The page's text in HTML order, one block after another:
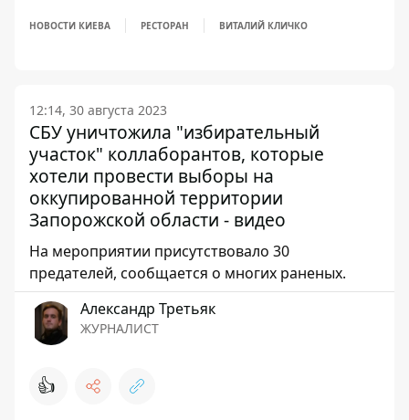
НОВОСТИ КИЕВА РЕСТОРАН ВИТАЛИЙ КЛИЧКО
12:14, 30 августа 2023
СБУ уничтожила "избирательный
участок" коллаборантов, которые
хотели провести выборы на
оккупированной территории
Запорожской области - видео
На мероприятии присутствовало 30
предателей, сообщается о многих раненых.
Александр Третьяк
ЖУРНАЛИСТ
👍